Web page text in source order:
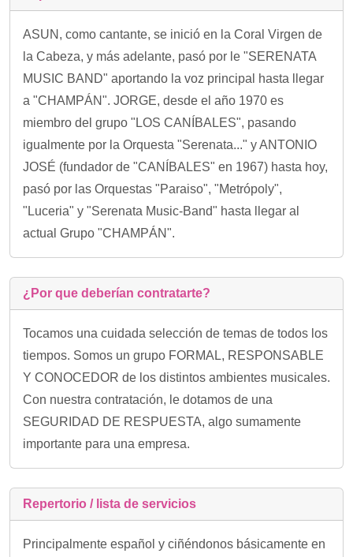
ASUN, como cantante, se inició en la Coral Virgen de
la Cabeza, y más adelante, pasó por le "SERENATA
MUSIC BAND" aportando la voz principal hasta llegar
a "CHAMPÁN". JORGE, desde el año 1970 es
miembro del grupo "LOS CANÍBALES", pasando
igualmente por la Orquesta "Serenata..." y ANTONIO
JOSÉ (fundador de "CANÍBALES" en 1967) hasta hoy,
pasó por las Orquestas "Paraiso", "Metrópoly",
"Luceria" y "Serenata Music-Band" hasta llegar al
actual Grupo "CHAMPÁN".
¿Por que deberían contratarte?
Tocamos una cuidada selección de temas de todos los
tiempos. Somos un grupo FORMAL, RESPONSABLE
Y CONOCEDOR de los distintos ambientes musicales.
Con nuestra contratación, le dotamos de una
SEGURIDAD DE RESPUESTA, algo sumamente
importante para una empresa.
Repertorio / lista de servicios
Principalmente español y ciñéndonos básicamente en